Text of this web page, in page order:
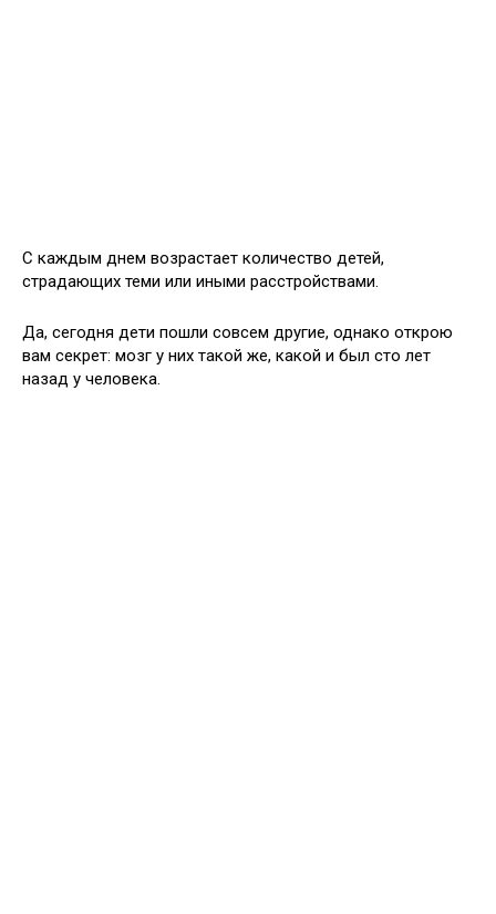
С каждым днем возрастает количество детей,
страдающих теми или иными расстройствами.
Да, сегодня дети пошли совсем другие, однако открою
вам секрет: мозг у них такой же, какой и был сто лет
назад у человека.